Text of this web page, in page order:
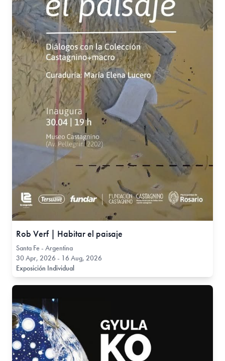
Rob Verf | Habitar el paisaje
Santa Fe - Argentina
30 Apr, 2026 - 16 Aug, 2026
Exposición Individual